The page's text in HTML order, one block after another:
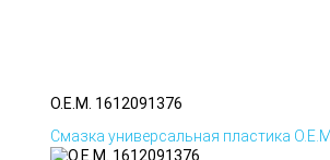
O.E.M. 1612091376
Смазка универсальная пластика